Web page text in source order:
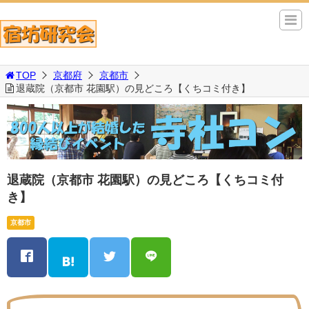
TOP 京都府
京都市
退蔵院（京都市 花園駅）の見どころ【くちコミ付き】
退蔵院（京都市 花園駅）の見どころ【くちコミ付
き】
京都市